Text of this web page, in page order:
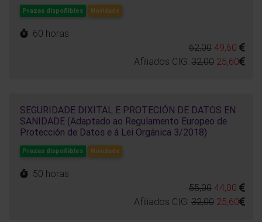
Prazas dispoñibles Novidade
60 horas
62,00 49,60
Afiliados CIG: 32,00 25,60
SEGURIDADE DIXITAL E PROTECIÓN DE DATOS EN
SANIDADE (Adaptado ao Regulamento Europeo de
Protección de Datos e á Lei Orgánica 3/2018)
Prazas dispoñibles Novidade
50 horas
55,00 44,00
Afiliados CIG: 32,00 25,60